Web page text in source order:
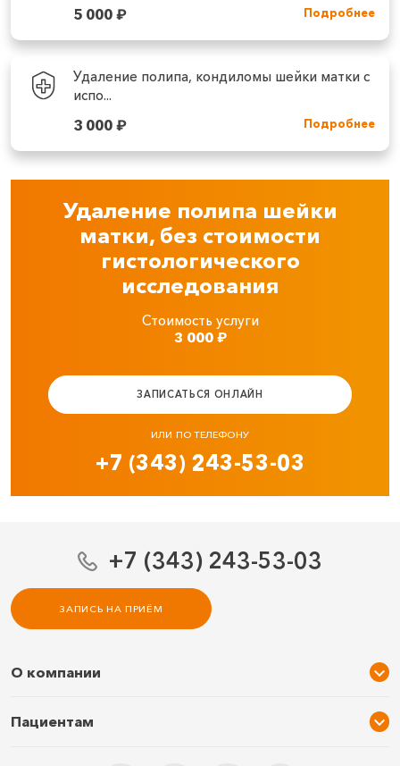
5 000₽ Подробнее
Удаление полипа, кондиломы шейки матки с
испо...
3 000₽ Подробнее
Удаление полипа шейки
матки, без стоимости
гистологического
исследования
Стоимость услуги
3 000₽
ЗАПИСАТЬСЯ ОНЛАЙН
ИЛИ ПО ТЕЛЕФОНУ
+7 (343) 243-53-03
+7 (343) 243-53-03
ЗАПИСЬ НА ПРИЁМ
О компании
Услуги и цены
Пациентам